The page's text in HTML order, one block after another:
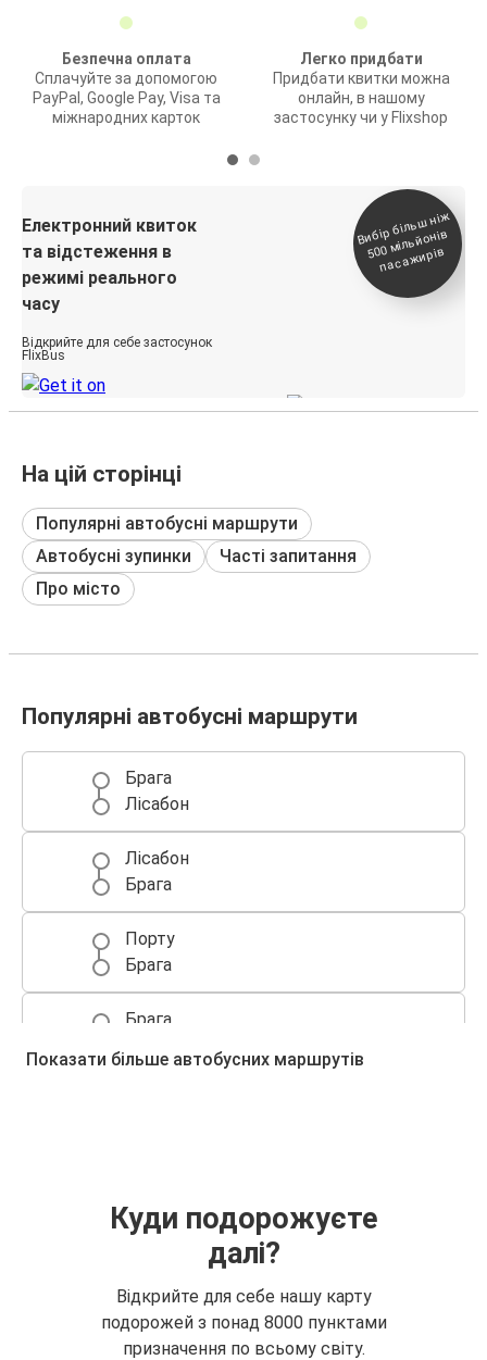
Безпечна оплата
Сплачуйте за допомогою
PayPal, Google Pay, Visa та
міжнародних карток
Легко придбати
Придбати квитки можна
онлайн, в нашому
застосунку чи у Flixshop
Електронний квиток
та відстеження в
режимі реального
часу
Відкрийте для себе застосунок
FlixBus
Вибір біль
ш ні
ж
500
мільйонів
паса
жирів
На цій сторінці
Популярні автобусні маршрути
Автобусні зупинки
Часті запитання
Про місто
Популярні автобусні маршрути
Брага
Лісабон
Лісабон
Брага
Порту
Брага
Брага
Порту (Аеропорт)
Гімараєш
Гімараєш
Показати більше автобусних маршрутів
Куди подорожуєте
далі?
Відкрийте для себе нашу карту
подорожей з понад 8000 пунктами
призначення по всьому світу.